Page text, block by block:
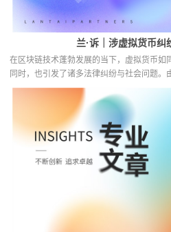
兰·诉｜涉虚拟货币纠
在区块链技术蓬勃发展的当下，虚拟货币如
同时，也引发了诸多法律纠纷与社会问题。